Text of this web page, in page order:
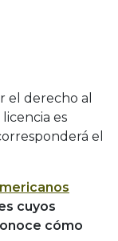
el derecho al
es
el
cuyos
cómo